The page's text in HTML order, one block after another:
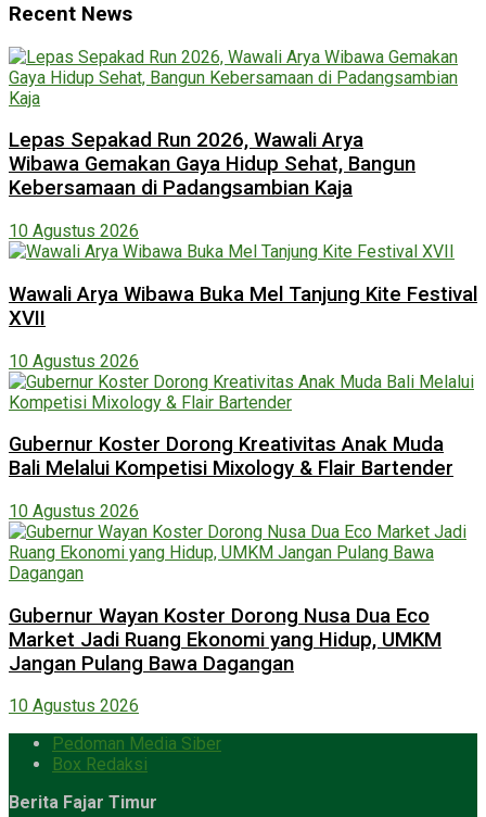
Recent News
Lepas Sepakad Run 2026, Wawali Arya
Wibawa Gemakan Gaya Hidup Sehat, Bangun
Kebersamaan di Padangsambian Kaja
10 Agustus 2026
Wawali Arya Wibawa Buka Mel Tanjung Kite Festival
XVII
10 Agustus 2026
Gubernur Koster Dorong Kreativitas Anak Muda
Bali Melalui Kompetisi Mixology & Flair Bartender
10 Agustus 2026
Gubernur Wayan Koster Dorong Nusa Dua Eco
Market Jadi Ruang Ekonomi yang Hidup, UMKM
Jangan Pulang Bawa Dagangan
10 Agustus 2026
Pedoman Media Siber
Box Redaksi
Berita Fajar Timur